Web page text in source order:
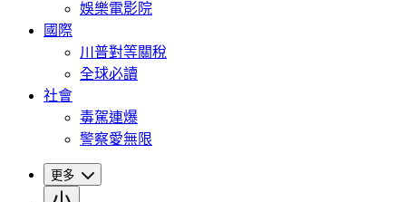
娛樂電影院
國際
川普對等關稅
全球必讀
社會
毒駕連爆
警察愛無限
更多